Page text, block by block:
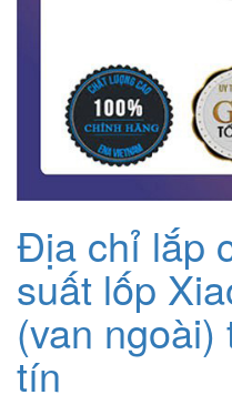
Địa chỉ lắp
suất lốp
(van ngoài)
tín